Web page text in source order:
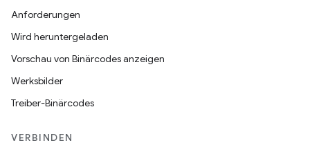
Anforderungen
Wird heruntergeladen
Vorschau von Binärcodes anzeigen
Werksbilder
Treiber-Binärcodes
VERBINDEN